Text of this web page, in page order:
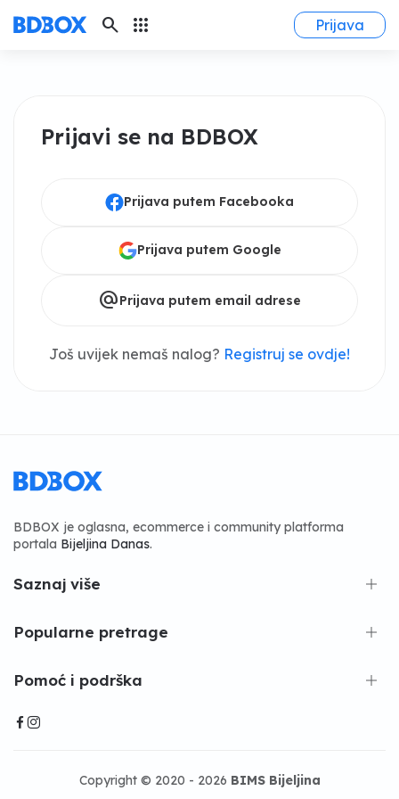
search apps Prijava
Prijavi se na BDBOX
Prijava putem Facebooka
Prijava putem Google
alternate_emailPrijava putem email adrese
Još uvijek nemaš nalog? Registruj se ovdje!
BDBOX je oglasna, ecommerce i community platforma
portala Bijeljina Danas.
Saznaj više
Popularne pretrage
Pomoć i podrška
Copyright © 2020 - 2026 BIMS Bijeljina